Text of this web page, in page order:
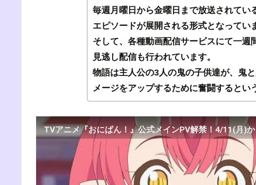
毎週月曜日から金曜日まで放送されてい
エピソードが展開される形式となってい
そして、各種動画配信サービスにて一週
見逃し配信も行われています。
物語は主人公の3人の鬼の子供達が、鬼
メージをアップするために奮闘するとい